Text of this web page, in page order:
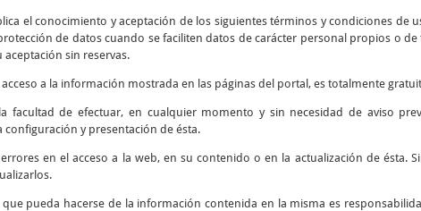
el conocimiento y aceptación de los siguientes términos y condiciones de
de datos cuando se faciliten datos de carácter personal propios o
aceptación sin reservas.
a la información mostrada en las páginas del portal, es totalmente
facultad de efectuar, en cualquier momento y sin necesidad de aviso
y presentación de ésta.
en el acceso a la web, en su contenido o en la actualización de ésta.
pueda hacerse de la información contenida en la misma es